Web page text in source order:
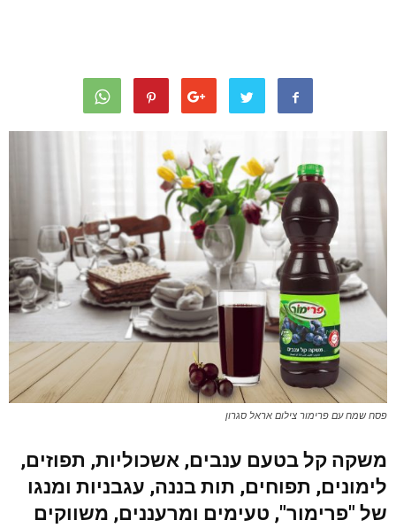
פסח שמח עם פרימור צילום אראל סגרון
משקה קל בטעם ענבים, אשכוליות, תפוזים,
לימונים, תפוחים, תות בננה, עגבניות ומנגו
של "פרימור", טעימים ומרעננים, משווקים